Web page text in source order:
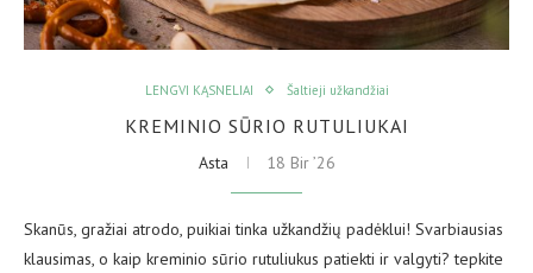
LENGVI KĄSNELIAI Šaltieji užkandžiai
KREMINIO SŪRIO RUTULIUKAI
Asta 18 Bir ’26
Skanūs, gražiai atrodo, puikiai tinka užkandžių padėklui! Svarbiausias
klausimas, o kaip kreminio sūrio rutuliukus patiekti ir valgyti? tepkite